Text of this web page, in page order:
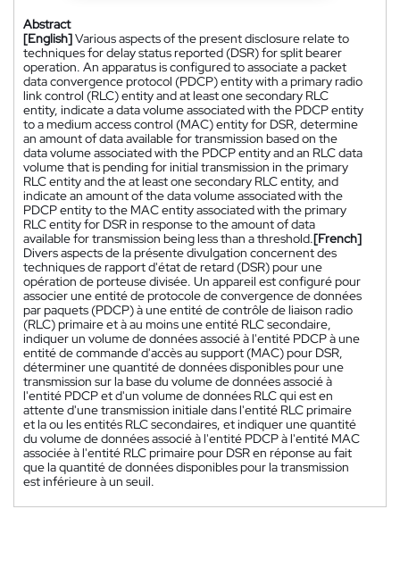
Abstract
[English]Various aspects of the present disclosure relate to
techniques for delay status reported (DSR) for split bearer
operation. An apparatus is configured to associate a packet
data convergence protocol (PDCP) entity with a primary radio
link control (RLC) entity and at least one secondary RLC
entity, indicate a data volume associated with the PDCP entity
to a medium access control (MAC) entity for DSR, determine
an amount of data available for transmission based on the
data volume associated with the PDCP entity and an RLC data
volume that is pending for initial transmission in the primary
RLC entity and the at least one secondary RLC entity, and
indicate an amount of the data volume associated with the
PDCP entity to the MAC entity associated with the primary
RLC entity for DSR in response to the amount of data
available for transmission being less than a threshold.[French]
Divers aspects de la présente divulgation concernent des
techniques de rapport d'état de retard (DSR) pour une
opération de porteuse divisée. Un appareil est configuré pour
associer une entité de protocole de convergence de données
par paquets (PDCP) à une entité de contrôle de liaison radio
(RLC) primaire et à au moins une entité RLC secondaire,
indiquer un volume de données associé à l'entité PDCP à une
entité de commande d'accès au support (MAC) pour DSR,
déterminer une quantité de données disponibles pour une
transmission sur la base du volume de données associé à
l'entité PDCP et d'un volume de données RLC qui est en
attente d'une transmission initiale dans l'entité RLC primaire
et la ou les entités RLC secondaires, et indiquer une quantité
du volume de données associé à l'entité PDCP à l'entité MAC
associée à l'entité RLC primaire pour DSR en réponse au fait
que la quantité de données disponibles pour la transmission
est inférieure à un seuil.